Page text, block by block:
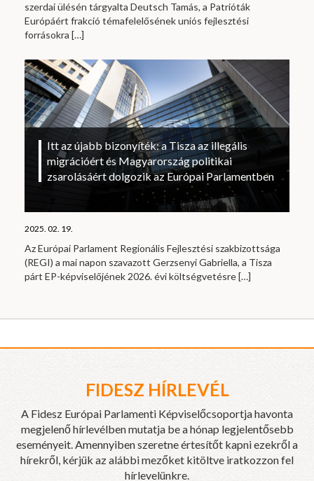
szerdai ülésén tárgyalta Deutsch Tamás, a Patrióták
Európáért frakció témafelelősének uniós fejlesztési
forrásokra […]
Itt az újabb bizonyíték: a Tisza az illegális
migrációért és Magyarország politikai
zsarolásáért dolgozik az Európai Parlamentben
2025. 02. 19.
Az Európai Parlament Regionális Fejlesztési szakbizottsága
(REGI) a mai napon szavazott Gerzsenyi Gabriella, a Tisza
párt EP-képviselőjének 2026. évi költségvetésre[…]
FIDESZ HÍRLEVÉL
A Fidesz Európai Parlamenti Képviselőcsoportja havonta
megjelenő hírlevélben mutatja be a hónap legjelentősebb
eseményeit. Amennyiben szeretne értesítőt kapni ezekről a
hírekről, kérjük az alábbi mezőket kitöltve iratkozzon fel
hírlevelünkre.